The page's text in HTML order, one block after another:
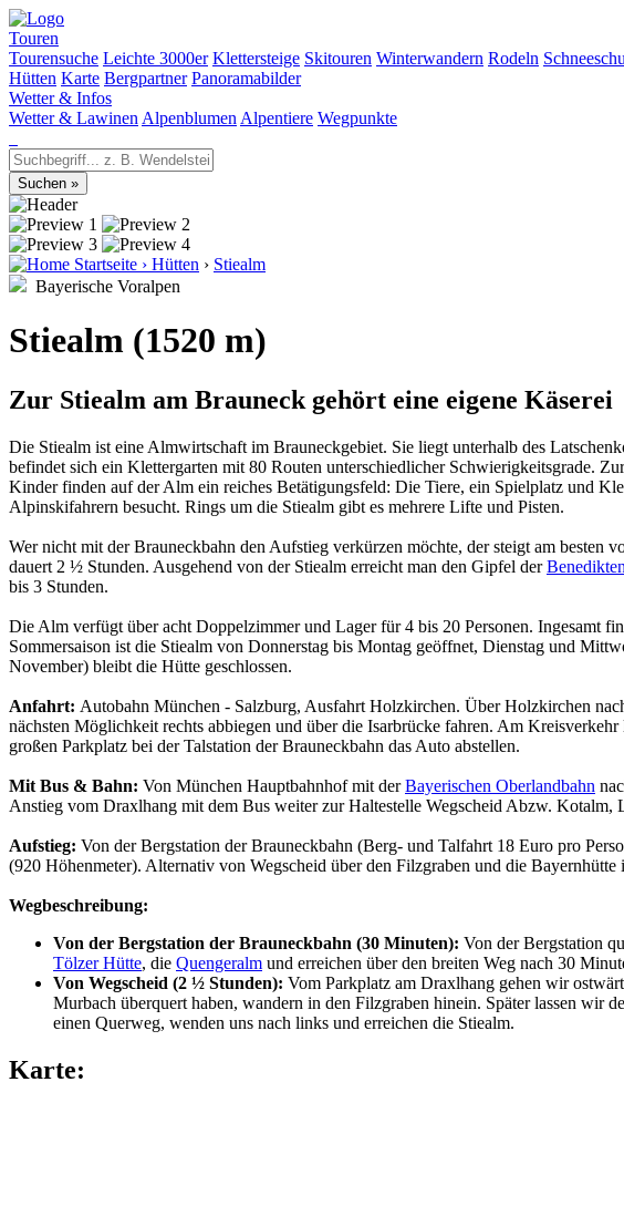
Touren
Tourensuche Leichte 3000er Klettersteige Skitouren Winterwandern Rodeln
Hütten Karte Bergpartner Panoramabilder
Wetter & Infos
Wetter & Lawinen Alpenblumen Alpentiere Wegpunkte
Startseite › Hütten › Stiealm
Bayerische Voralpen
Stiealm (1520 m)
Zur Stiealm am Brauneck gehört eine eigene Käserei
Die Stiealm ist eine Almwirtschaft im Brauneckgebiet. Sie liegt unterhalb des
befindet sich ein Klettergarten mit 80 Routen unterschiedlicher Schwierigkeitsgrade.
Kinder finden auf der Alm ein reiches Betätigungsfeld: Die Tiere, ein Spielplatz und
Alpinskifahrern besucht. Rings um die Stiealm gibt es mehrere Lifte und Pisten.
Wer nicht mit der Brauneckbahn den Aufstieg verkürzen möchte, der steigt am
dauert 2 ½ Stunden. Ausgehend von der Stiealm erreicht man den Gipfel der
bis 3 Stunden.
Die Alm verfügt über acht Doppelzimmer und Lager für 4 bis 20 Personen. Ingesamt
Sommersaison ist die Stiealm von Donnerstag bis Montag geöffnet, Dienstag und
November) bleibt die Hütte geschlossen.
Anfahrt: Autobahn München - Salzburg, Ausfahrt Holzkirchen. Über Holzkirchen
nächsten Möglichkeit rechts abbiegen und über die Isarbrücke fahren. Am
großen Parkplatz bei der Talstation der Brauneckbahn das Auto abstellen.
Mit Bus & Bahn: Von München Hauptbahnhof mit derBayerischen Oberlandbahn
Anstieg vom Draxlhang mit dem Bus weiter zur Haltestelle Wegscheid Abzw.
Aufstieg: Von der Bergstation der Brauneckbahn (Berg- und Talfahrt 18 Euro pro
(920 Höhenmeter). Alternativ von Wegscheid über den Filzgraben und die
Wegbeschreibung:
Von der Bergstation der Brauneckbahn (30 Minuten): Von der Bergstation
Tölzer Hütte, die Quengeralm und erreichen über den breiten Weg nach 30
Von Wegscheid (2 ½ Stunden): Vom Parkplatz am Draxlhang gehen wir
Murbach überquert haben, wandern in den Filzgraben hinein. Später lassen
einen Querweg, wenden uns nach links und erreichen die Stiealm.
Karte: